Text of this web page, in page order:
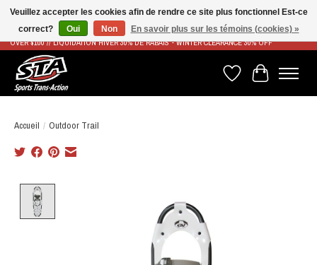
LIVRAISON RAPIDE ET GRATUITE À PARTIR DE 100$ - FAST & FREE SHIPPING ON ORDERS
OVER $100 // LIQUIDATION HIVER 30% DE RABAIS - WINTER CLEARANCE 30% OFF
Liste de souhaits
Panier
Accueil / Outdoor Trail
Veuillez accepter les cookies afin de rendre ce site plus fonctionnel Est-ce
correct?
Oui Non En savoir plus sur les témoins (cookies) »